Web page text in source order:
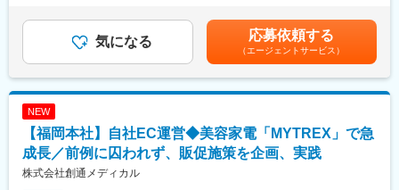
業務をお任せします。
- 各部品および全体の設計
- 海外の委託工場（ベトナムや中国）とのやり取り（簡単な英語の
- 設計から量産確認まで一貫して関われるため、製品が完成するま
での全工程を見届けることができます。
- 海外業者とのやり取りが発生するため、国際的な経験も積むこと
ができます。
ります。月給(月額)は固定手当を含めた表記です。
気になる 応募依頼する
（エージェントサービス）
NEW
【福岡本社】自社EC運営◆美容家電「MYTREX」で急
成長／前例に囚われず、販促施策を企画、実践
株式会社創通メディカル